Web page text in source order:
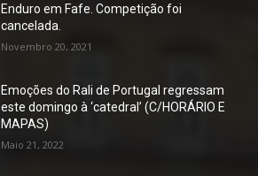
Enduro em Fafe. Competição foi
cancelada.
Novembro 20, 2021
Emoções do Rali de Portugal regressam
este domingo à ‘catedral’ (C/HORÁRIO E
MAPAS)
Maio 21, 2022